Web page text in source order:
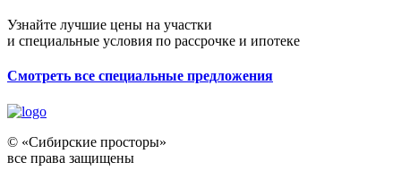
Узнайте лучшие цены на участки
и специальные условия по рассрочке и ипотеке
Смотреть все специальные предложения
© «Сибирские просторы»
все права защищены